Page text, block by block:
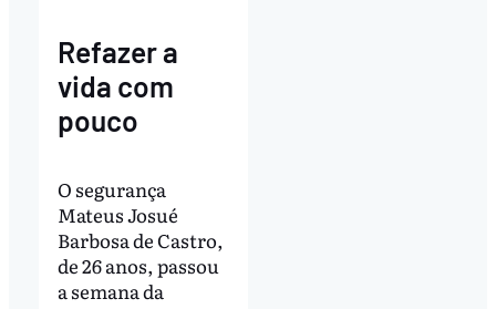
Refazer a
vida com
pouco
O segurança
Mateus Josué
Barbosa de Castro,
de 26 anos, passou
a semana da